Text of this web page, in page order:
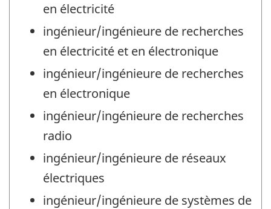
en électricité
ingénieur/ingénieure de recherches
en électricité et en électronique
ingénieur/ingénieure de recherches
en électronique
ingénieur/ingénieure de recherches
radio
ingénieur/ingénieure de réseaux
électriques
ingénieur/ingénieure de systèmes de